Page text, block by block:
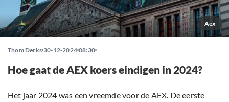
Aex
Thom Derks 30-12-2024 08:30
Hoe gaat de AEX koers eindigen in 2024?
Het jaar 2024 was een vreemde voor de AEX. De eerste